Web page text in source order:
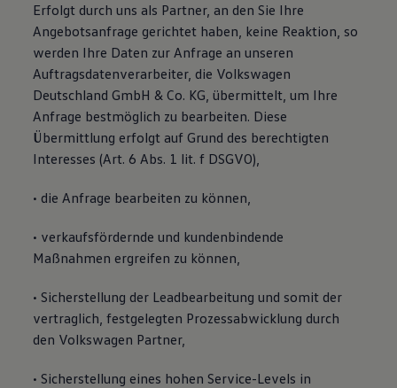
Erfolgt durch uns als Partner, an den Sie Ihre
Angebotsanfrage gerichtet haben, keine Reaktion, so
werden Ihre Daten zur Anfrage an unseren
Auftragsdatenverarbeiter, die Volkswagen
Deutschland GmbH & Co. KG, übermittelt, um Ihre
Anfrage bestmöglich zu bearbeiten. Diese
Übermittlung erfolgt auf Grund des berechtigten
Interesses (Art. 6 Abs. 1 lit. f DSGVO),
• die Anfrage bearbeiten zu können,
• verkaufsfördernde und kundenbindende
Maßnahmen ergreifen zu können,
• Sicherstellung der Leadbearbeitung und somit der
vertraglich, festgelegten Prozessabwicklung durch
den Volkswagen Partner,
• Sicherstellung eines hohen Service-Levels in